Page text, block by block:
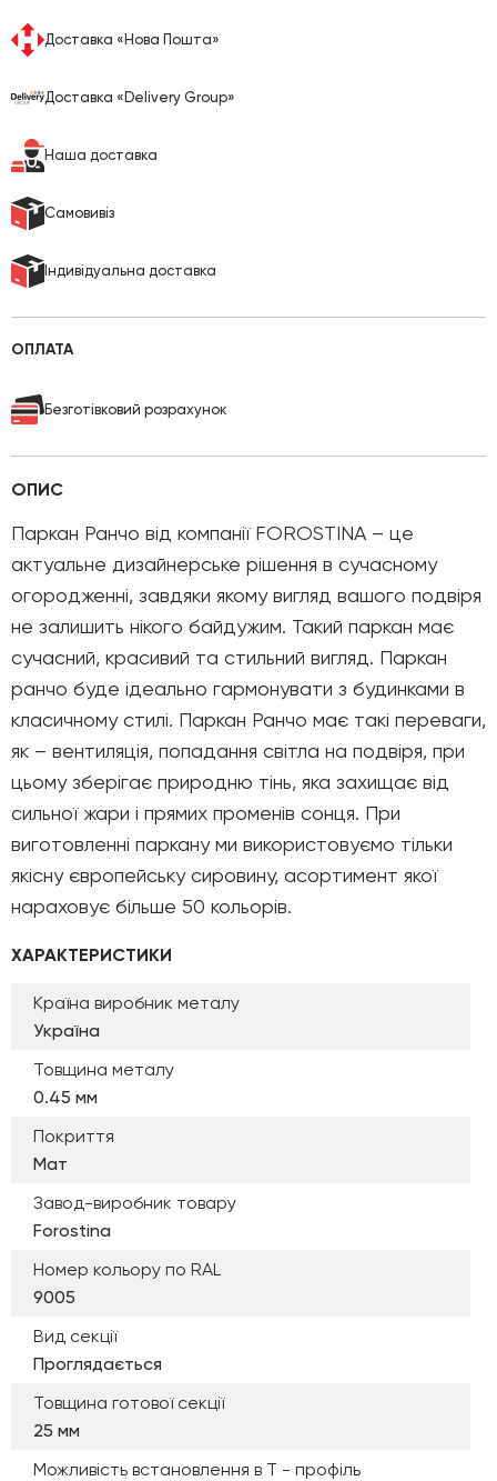
Доставка «Нова Пошта»
Доставка «Delivery Group»
Наша доставка
Cамовивіз
Індивідуальна доставка
ОПЛАТА
Безготівковий розрахунок
ХАРАКТЕРИСТИКИ
Країна виробник металу
Україна
Товщина металу
0.45 мм
Покриття
Мат
Завод-виробник товару
Forostina
Номер кольору по RAL
9005
Вид секції
Проглядається
Товщина готової секції
25 мм
Можливість встановлення в Т - профіль
ОПИС
Паркан Ранчо від компанії FOROSTINA – це
актуальне дизайнерське рішення в сучасному
огородженні, завдяки якому вигляд вашого подвіря
не залишить нікого байдужим. Такий паркан має
сучасний, красивий та стильний вигляд. Паркан
ранчо буде ідеально гармонувати з будинками в
класичному стилі. Паркан Ранчо має такі переваги,
як – вентиляція, попадання світла на подвіря, при
цьому зберігає природню тінь, яка захищає від
сильної жари і прямих променів сонця. При
виготовленні паркану ми використовуємо тільки
якісну європейську сировину, асортимент якої
нараховує більше 50 кольорів.